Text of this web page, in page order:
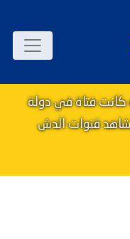
كانت فتاة في دولة
قنوات الدش